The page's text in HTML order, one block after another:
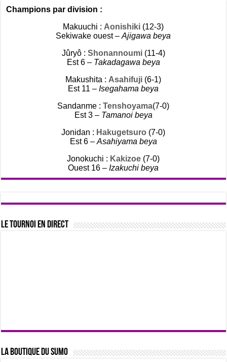
Champions par division :
Makuuchi : Aonishiki (12-3)
Sekiwake ouest –Ajigawa beya
Jûryô : Shonannoumi (11-4)
Est 6 – Takadagawa beya
Makushita : Asahifuji (6-1)
Est 11 –Isegahama beya
Sandanme :Tenshoyama(7-0)
Est 3 – Tamanoi beya
Jonidan : Hakugetsuro (7-0)
Est 6 – Asahiyama beya
Jonokuchi : Kakizoe (7-0)
Ouest 16 –Izakuchi beya
Le tournoi en direct
La boutique du sumo